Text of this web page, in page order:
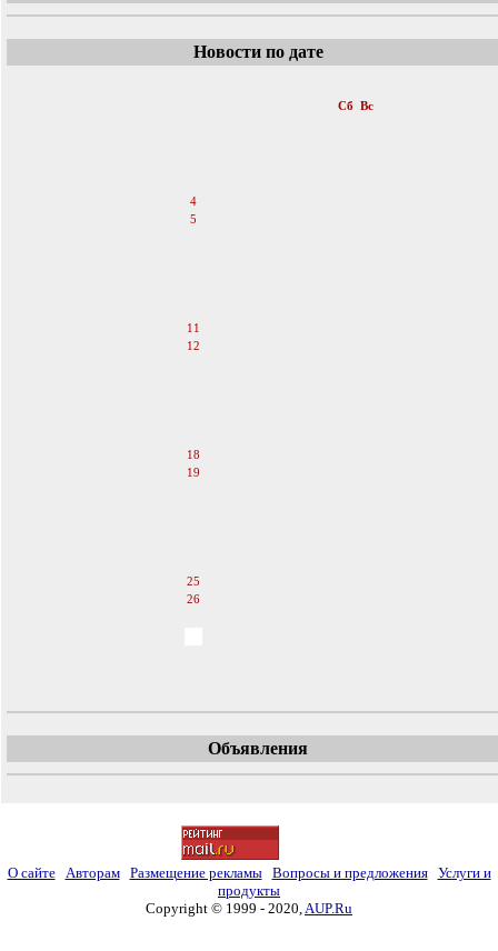
Новости по дате
Сб Вс
4
5
11
12
18
19
25
26
Объявления
О сайте Авторам Размещение рекламы Вопросы и предложения
Услуги и
продукты
Copyright © 1999 - 2020,AUP.Ru